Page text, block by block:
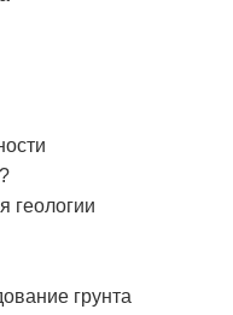
геологии
грунта